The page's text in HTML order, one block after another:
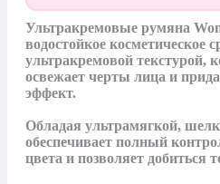
Ультракремовые румяна
водостойкое косметическое
ультракремовой текстурой,
освежает черты лица и
эффект.
Обладая ультрамягкой,
обеспечивает полный
цвета и позволяет добиться